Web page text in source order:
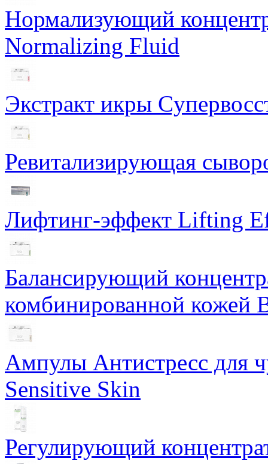
Нормализующий
Normalizing Fluid
Экстракт икры
Ревитализирующая
Лифтинг-эффект Lifting
Балансирующий
комбинированной кожей
Ампулы Антистресс для
Sensitive Skin
Регулирующий